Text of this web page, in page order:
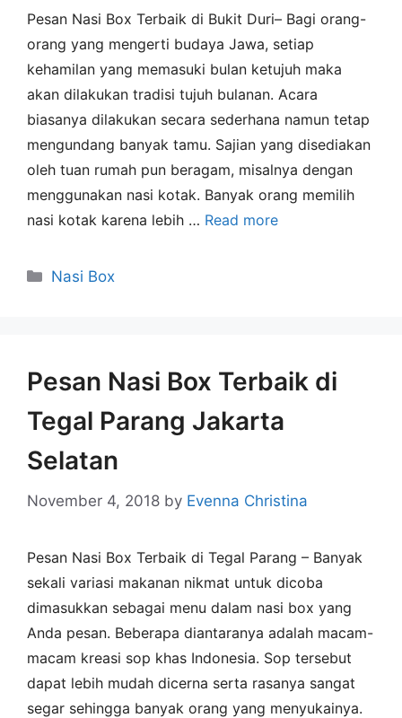
Pesan Nasi Box Terbaik di Bukit Duri– Bagi orang-
orang yang mengerti budaya Jawa, setiap
kehamilan yang memasuki bulan ketujuh maka
akan dilakukan tradisi tujuh bulanan. Acara
biasanya dilakukan secara sederhana namun tetap
mengundang banyak tamu. Sajian yang disediakan
oleh tuan rumah pun beragam, misalnya dengan
menggunakan nasi kotak. Banyak orang memilih
nasi kotak karena lebih … Read more
Nasi Box
Pesan Nasi Box Terbaik di
Tegal Parang Jakarta
Selatan
November 4, 2018 by Evenna Christina
Pesan Nasi Box Terbaik di Tegal Parang – Banyak
sekali variasi makanan nikmat untuk dicoba
dimasukkan sebagai menu dalam nasi box yang
Anda pesan. Beberapa diantaranya adalah macam-
macam kreasi sop khas Indonesia. Sop tersebut
dapat lebih mudah dicerna serta rasanya sangat
segar sehingga banyak orang yang menyukainya.